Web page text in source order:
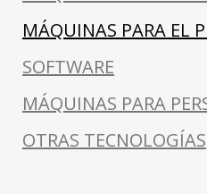
MÁQUINAS PARA EL
SOFTWARE
MÁQUINAS PARA
OTRAS TECNOLOGÍAS